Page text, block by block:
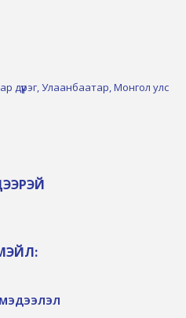
дүүрэг, Улаанбаатар, Монгол улс